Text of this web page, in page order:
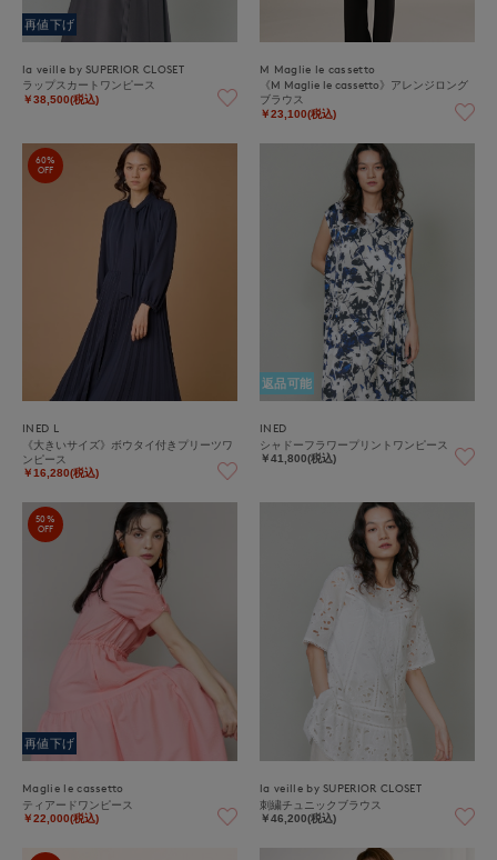
再値下げ
la veille by SUPERIOR CLOSET
ラップスカートワンピース
￥38,500(税込)
M Maglie le cassetto
《M Maglie le cassetto》アレンジロング
ブラウス
￥23,100(税込)
60%
OFF
INED L
《大きいサイズ》ボウタイ付きプリーツワ
ンピース
￥16,280(税込)
返品可能
INED
シャドーフラワープリントワンピース
￥41,800(税込)
50%
OFF
再値下げ
Maglie le cassetto
ティアードワンピース
￥22,000(税込)
la veille by SUPERIOR CLOSET
刺繍チュニックブラウス
￥46,200(税込)